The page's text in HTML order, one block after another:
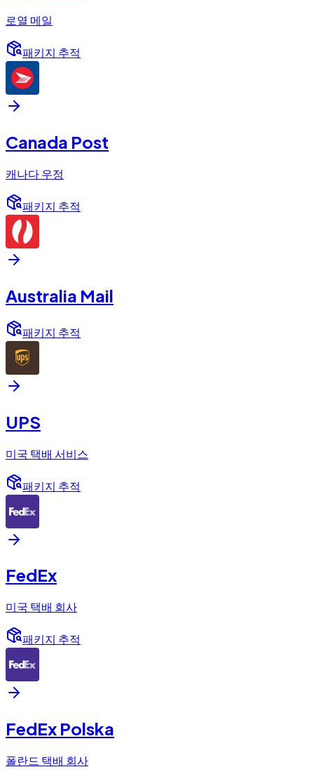
로열 메일
패키지 추적
Canada Post
캐나다 우정
패키지 추적
Australia Mail
패키지 추적
UPS
미국 택배 서비스
패키지 추적
FedEx
미국 택배 회사
패키지 추적
FedEx Polska
폴란드 택배 회사